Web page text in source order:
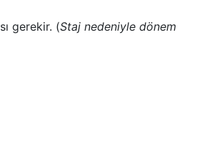
gerekir. (Staj nedeniyle dönem